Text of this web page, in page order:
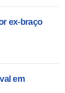
ex-braço
em